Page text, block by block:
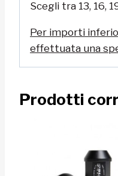
Scegli tra 13, 16,
Per importi
effettuata una
Prodotti